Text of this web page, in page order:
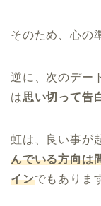
そのため、心の
逆に、次のデー
は思い切って告
虹は、良い事が
んでいる方向は
インでもありま